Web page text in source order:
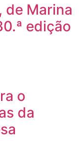
de Marina
edição
o
da